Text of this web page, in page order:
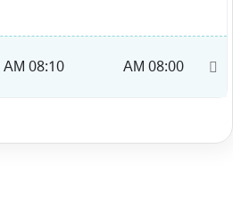
08:00 AM
08:10 AM